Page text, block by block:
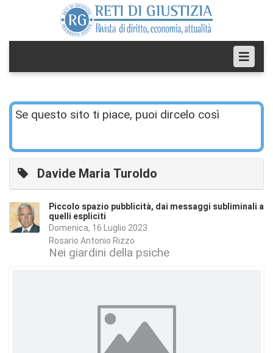
Se questo sito ti piace, puoi dircelo così
Davide Maria Turoldo
Piccolo spazio pubblicità, dai messaggi subliminali a
quelli espliciti
Domenica, 16 Luglio 2023
Rosario Antonio Rizzo
Nei giardini della psiche